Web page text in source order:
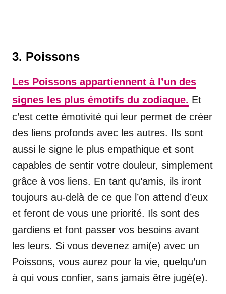
3. Poissons
Les Poissons appartiennent à l’un des
signes les plus émotifs du zodiaque. Et
c’est cette émotivité qui leur permet de créer
des liens profonds avec les autres. Ils sont
aussi le signe le plus empathique et sont
capables de sentir votre douleur, simplement
grâce à vos liens. En tant qu’amis, ils iront
toujours au-delà de ce que l’on attend d’eux
et feront de vous une priorité. Ils sont des
gardiens et font passer vos besoins avant
les leurs. Si vous devenez ami(e) avec un
Poissons, vous aurez pour la vie, quelqu’un
à qui vous confier, sans jamais être jugé(e).